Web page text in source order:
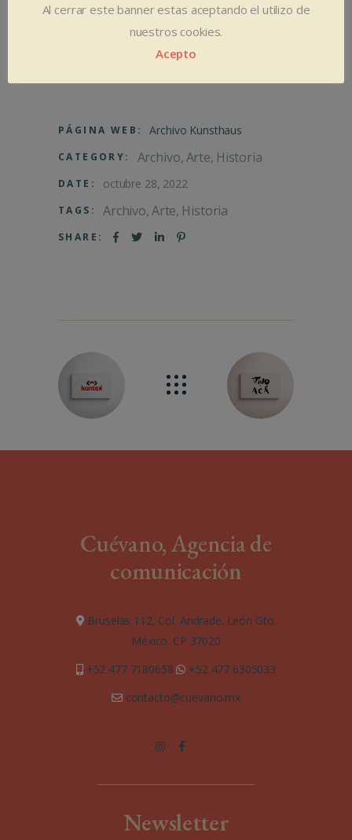
una página web que acomoda la información
PÁGINA WEB: Archivo Kunsthaus
CATEGORY: Archivo Arte Historia
DATE: octubre 28, 2022
TAGS: Archivo Arte Historia
SHARE:
Cuévano, Agencia de
comunicación
Bruselas 112, Col. Andrade. León Gto.
México. CP 37020
+52 477 7180658
+52 477 6305033
contacto@cuevano.mx
Newsletter
Al cerrar este banner estas aceptando el utilizo de
nuestros cookies.
Acepto